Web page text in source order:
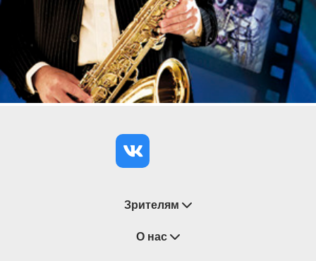
Зрителям
Восстановление билетов
О нас